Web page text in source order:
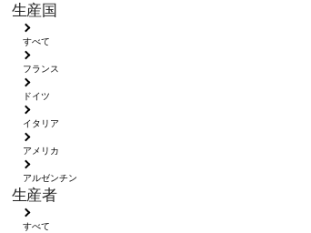
生産国
すべて
フランス
ドイツ
イタリア
アメリカ
アルゼンチン
生産者
すべて